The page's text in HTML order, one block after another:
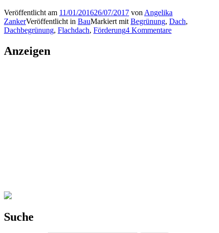
Veröffentlicht am 11/01/201626/07/2017 von Angelika
ZankerVeröffentlicht in BauMarkiert mit Begrünung, Dach,
Dachbegrünung, Flachdach, Förderung4 Kommentare
Anzeigen
Suche